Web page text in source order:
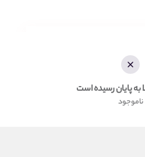
به پایان رسیده است
ناموجود